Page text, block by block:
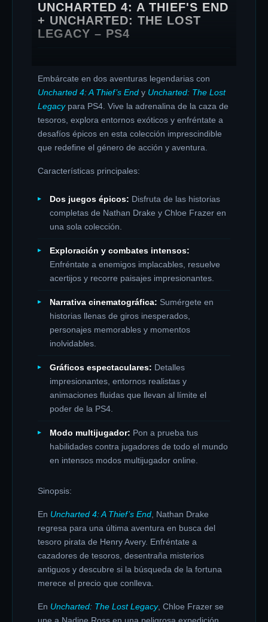
UNCHARTED 4: A THIEF'S END
+ UNCHARTED: THE LOST
LEGACY – PS4
Embárcate en dos aventuras legendarias con
Uncharted 4: A Thief’s End y Uncharted: The Lost
Legacypara PS4. Vive la adrenalina de la caza de
tesoros, explora entornos exóticos y enfréntate a
desafíos épicos en esta colección imprescindible
que redefine el género de acción y aventura.
Características principales:
Dos juegos épicos: Disfruta de las historias
completas de Nathan Drake y Chloe Frazer en
una sola colección.
Exploración y combates intensos:
Enfréntate a enemigos implacables, resuelve
acertijos y recorre paisajes impresionantes.
Narrativa cinematográfica: Sumérgete en
historias llenas de giros inesperados,
personajes memorables y momentos
inolvidables.
Gráficos espectaculares: Detalles
impresionantes, entornos realistas y
animaciones fluidas que llevan al límite el
poder de la PS4.
Modo multijugador: Pon a prueba tus
habilidades contra jugadores de todo el mundo
en intensos modos multijugador online.
Sinopsis:
En Uncharted 4: A Thief’s End, Nathan Drake
regresa para una última aventura en busca del
tesoro pirata de Henry Avery. Enfréntate a
cazadores de tesoros, desentraña misterios
antiguos y descubre si la búsqueda de la fortuna
merece el precio que conlleva.
En Uncharted: The Lost Legacy, Chloe Frazer se